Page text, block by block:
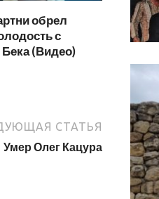
обрел
с
(Видео)
СТАТЬЯ
Умер Олег Кацура